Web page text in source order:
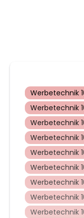
Werbetechnik
Werbetechnik
Werbetechnik
Werbetechnik
Werbetechnik
Werbetechnik
Werbetechnik
Werbetechnik
Werbetechnik